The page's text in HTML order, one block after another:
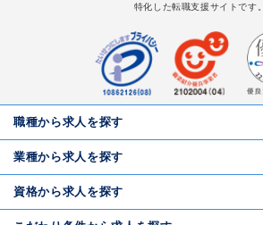
特化した転職支援サイトです。
職種から求人を探す
業種から求人を探す
資格から求人を探す